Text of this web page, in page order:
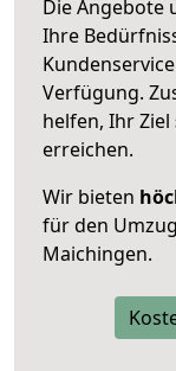
Die Angebote
Ihre
Verfügung.
helfen, Ihr Ziel
erreichen.
Wir bieten
für den
Maichingen.